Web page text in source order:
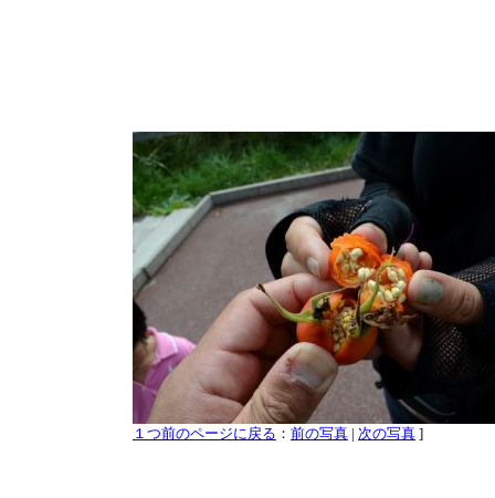
１つ前のページに戻る ： 前の写真 | 次の写真 ]